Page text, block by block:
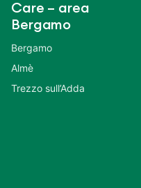
Care – area
Bergamo
Bergamo
Almè
Trezzo sull’Adda